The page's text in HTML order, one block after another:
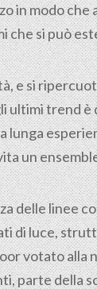
in modo che
che si può
e si
ultimi trend è
lunga
un
delle linee
di luce,
votato alla
parte della